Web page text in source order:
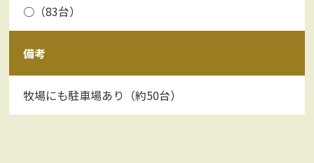
○（83台）
備考
牧場にも駐車場あり（約50台）